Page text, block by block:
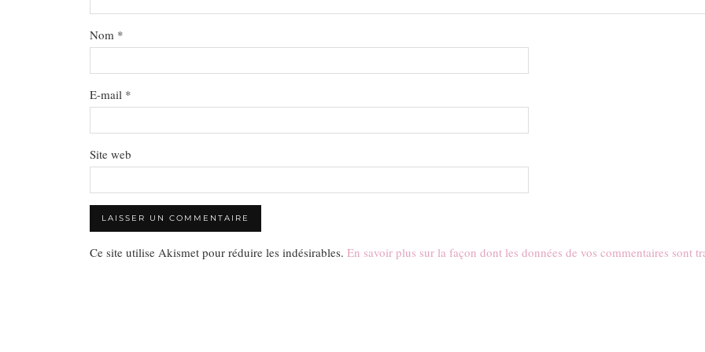
Nom *
E-mail *
Site web
Ce site utilise Akismet pour réduire les indésirables. En savoir plus sur la façon dont les données de vos commentaires sont